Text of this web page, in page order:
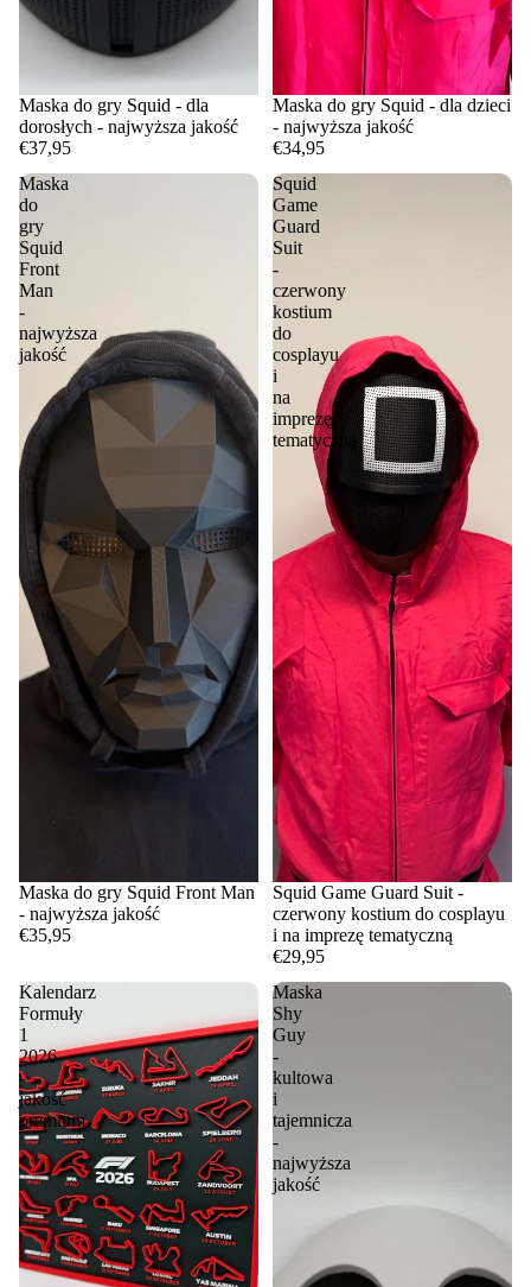
Maska do gry Squid - dla
dorosłych - najwyższa jakość
€37,95
Maska do gry Squid - dla dzieci
- najwyższa jakość
€34,95
Maska
do
gry
Squid
Front
Man
-
najwyższa
jakość
Maska do gry Squid Front Man
- najwyższa jakość
€35,95
Squid
Game
Guard
Suit
-
czerwony
kostium
do
cosplayu
i
na
imprezę
tematyczną
Squid Game Guard Suit -
czerwony kostium do cosplayu
i na imprezę tematyczną
€29,95
Kalendarz
Formuły
1
2026
-
jakość
premium
Maska
Shy
Guy
-
kultowa
i
tajemnicza
-
najwyższa
jakość